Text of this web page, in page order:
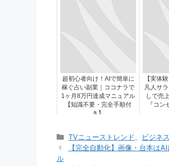
超初心者向け！AIで簡単に
稼ぐ占い副業｜ココナラで
1ヶ月8万円達成マニュアル
【知識不要・完全手順付
き】
【実体
凡人サ
しで売
『コ
カ
テ
TVニューストレンド
ビジネス
【完全自動化】画像・台本は
ル